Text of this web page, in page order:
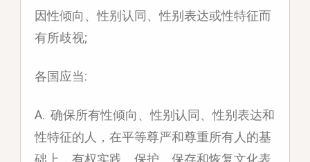
因性倾向、性别认同、性别表达或性特征而
有所歧视;
各国应当:
A. 确保所有性倾向、性别认同、性别表达和
性特征的人，在平等尊严和尊重所有人的基